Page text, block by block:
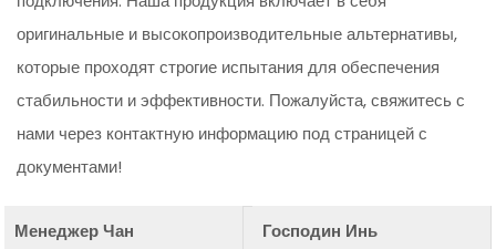
оригинальные и высокопроизводительные альтернативы,
которые проходят строгие испытания для обеспечения
стабильности и эффективности. Пожалуйста, свяжитесь с
нами через контактную информацию под страницей с
документами!
Менеджер Чан
Господин Инь